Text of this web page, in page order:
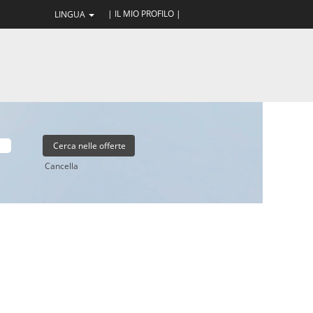
LINGUA | IL MIO PROFILO |
Cancella